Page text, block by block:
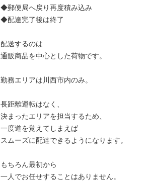
◆郵便局へ戻り再度積み込み
◆配達完了後は終了
配送するのは
通販商品を中心とした荷物です。
勤務エリアは川西市内のみ。
長距離運転はなく、
決まったエリアを担当するため、
一度道を覚えてしまえば
スムーズに配達できるようになります。
もちろん最初から
一人でお任せすることはありません。